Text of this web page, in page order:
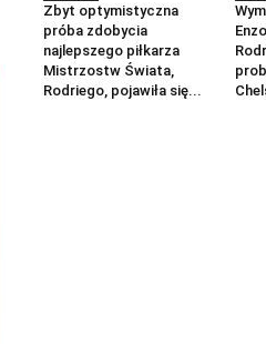
Zbyt optymistyczna
próba zdobycia
najlepszego piłkarza
Mistrzostw Świata,
Rodriego, pojawiła się...